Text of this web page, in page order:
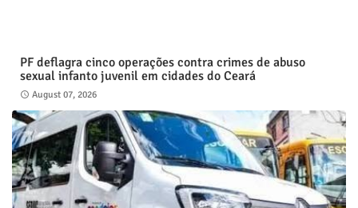
PF deflagra cinco operações contra crimes de abuso
sexual infanto juvenil em cidades do Ceará
August 07, 2026